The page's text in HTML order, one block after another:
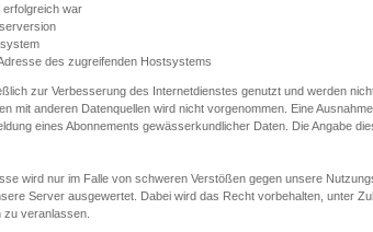
erfolgreich war
des zugreifenden Hostsystems
zur Verbesserung des Internetdienstes genutzt und werden
mit anderen Datenquellen wird nicht vorgenommen. Eine
eines Abonnements gewässerkundlicher Daten. Die Angabe
wird nur im Falle von schweren Verstößen gegen unsere
Server ausgewertet. Dabei wird das Recht vorbehalten, unter
veranlassen.